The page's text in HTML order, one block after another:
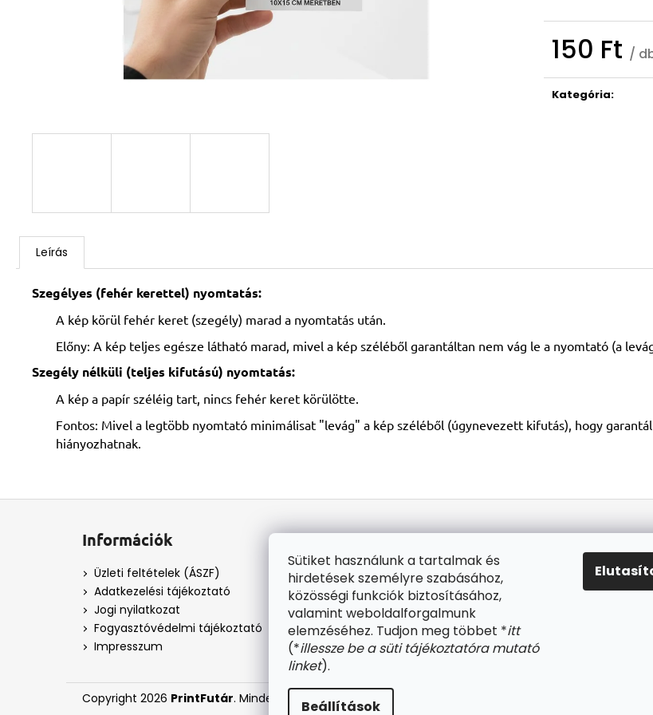
Sütiket használunk a tartalmak és
hirdetések személyre szabásához,
közösségi funkciók biztosításához,
valamint weboldalforgalmunk
elemzéséhez. Tudjon meg többet *itt
(*illessze be a süti tájékoztatóra mutató
linket).
Beállítások
150 Ft /
Kategória:
Leírás
Szegélyes (fehér kerettel) nyomtatás:
A kép körül fehér keret (szegély) marad a nyomtatás után.
Előny: A kép teljes egésze látható marad, mivel a kép széléből garantáltan nem vág le a nyomtató (a
Szegély nélküli (teljes kifutású) nyomtatás:
A kép a papír széléig tart, nincs fehér keret körülötte.
Fontos: Mivel a legtöbb nyomtató minimálisat "levág" a kép széléből (úgynevezett kifutás), hogy
hiányozhatnak.
Információk
Üzleti feltételek (ÁSZF)
Adatkezelési tájékoztató
Jogi nyilatkozat
Fogyasztóvédelmi tájékoztató
Impresszum
Copyright 2026 PrintFutár. Minden jog fenntartva. Süti beállítások szerkesztése